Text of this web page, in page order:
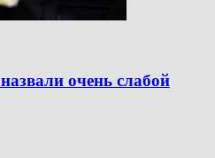
очень слабой